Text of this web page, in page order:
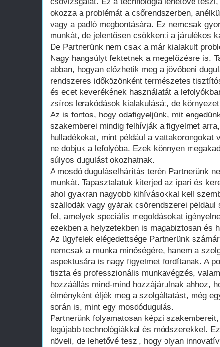
okozza a problémát a csőrendszerben,
vagy a padló megbontására. Ez nemcsak
munkát, de jelentősen csökkenti a járulékos
De Partnerünk nem csak a már kialakult
Nagy hangsúlyt fektetnek a megelőzésre is.
abban, hogyan előzhetik meg a jövőbeni
rendszeres időközönként természetes
és ecet keverékének használatát a
zsíros lerakódások kialakulását, de
Az is fontos, hogy odafigyeljünk, mit
szakemberei mindig felhívják a figyelmet
hulladékokat, mint például a vattakorongokat
ne dobjuk a lefolyóba. Ezek könnyen
súlyos dugulást okozhatnak.
A mosdó duguláselhárítás terén Partnerünk
munkát. Tapasztalatuk kiterjed az ipari és
ahol gyakran nagyobb kihívásokkal kell
szállodák vagy gyárak csőrendszerei például
fel, amelyek speciális megoldásokat
ezekben a helyzetekben is magabiztosan és
Az ügyfelek elégedettsége Partnerünk
nemcsak a munka minőségére, hanem a
aspektusára is nagy figyelmet fordítanak. A
tiszta és professzionális munkavégzés,
hozzáállás mind-mind hozzájárulnak ahhoz,
élményként éljék meg a szolgáltatást, még
során is, mint egy mosdódugulás.
Partnerünk folyamatosan képzi
legújabb technológiákkal és módszerekkel.
növeli, de lehetővé teszi, hogy olyan